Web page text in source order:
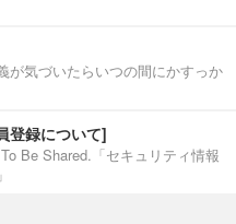
が気づいたらいつの間にかすっか
登録について]
Be Shared.「セキュリティ情報